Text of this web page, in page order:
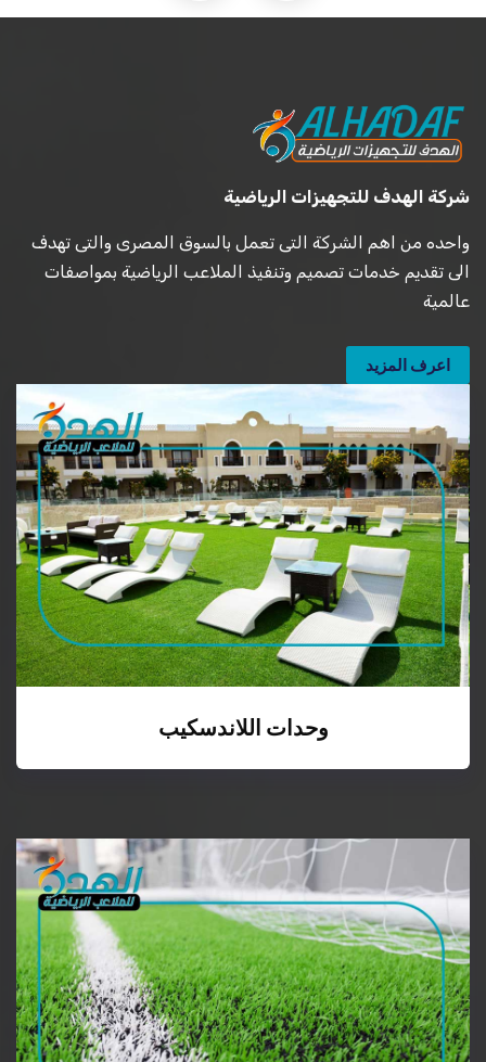
شركة الهدف للتجهيزات الرياضية
واحده من اهم الشركة التى تعمل بالسوق المصرى والتى تهدف
الى تقديم خدمات تصميم وتنفيذ الملاعب الرياضية بمواصفات
عالمية
اعرف المزيد
وحدات اللاندسكيب